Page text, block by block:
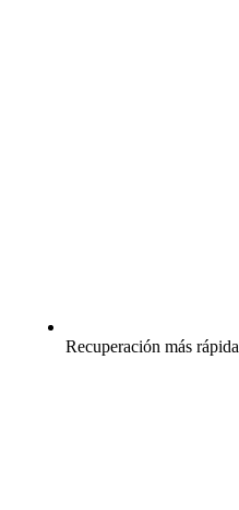
Recuperación más rápida